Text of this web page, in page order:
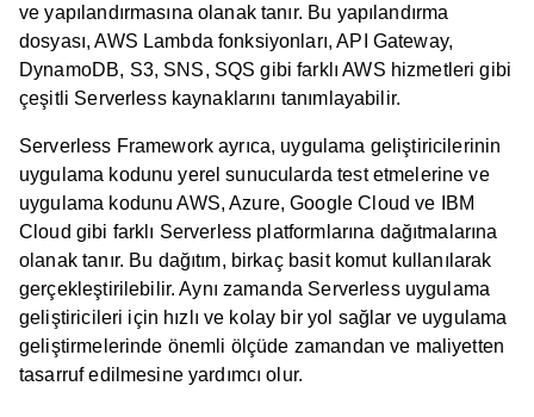
ve yapılandırmasına olanak tanır. Bu yapılandırma
dosyası, AWS Lambda fonksiyonları, API Gateway,
DynamoDB, S3, SNS, SQS gibi farklı AWS hizmetleri gibi
çeşitli Serverless kaynaklarını tanımlayabilir.
Serverless Framework ayrıca, uygulama geliştiricilerinin
uygulama kodunu yerel sunucularda test etmelerine ve
uygulama kodunu AWS, Azure, Google Cloud ve IBM
Cloud gibi farklı Serverless platformlarına dağıtmalarına
olanak tanır. Bu dağıtım, birkaç basit komut kullanılarak
gerçekleştirilebilir. Aynı zamanda Serverless uygulama
geliştiricileri için hızlı ve kolay bir yol sağlar ve uygulama
geliştirmelerinde önemli ölçüde zamandan ve maliyetten
tasarruf edilmesine yardımcı olur.